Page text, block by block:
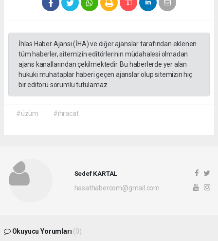
İhlas Haber Ajansı (İHA) ve diğer ajanslar tarafından eklenen
tüm haberler, sitemizin editörlerinin müdahalesi olmadan
ajans kanallarından çekilmektedir. Bu haberlerde yer alan
hukuki muhataplar haberi geçen ajanslar olup sitemizin hiç
bir editörü sorumlu tutulamaz.
#üzüm #ihracat
Sedef KARTAL
hasathabercom@gmail.com
Okuyucu Yorumları (0)